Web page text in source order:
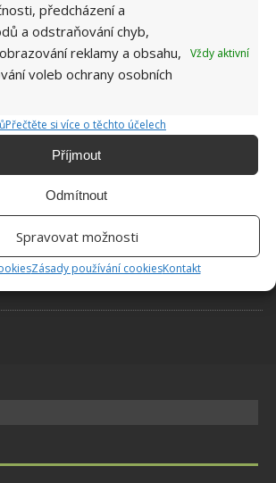
předcházení a
a odstraňování chyb,
reklamy a obsahu,
voleb ochrany osobních
Vždy aktivní
Přečtěte si více o těchto účelech
Příjmout
Odmítnout
Spravovat možnosti
Zásady používání cookiesKontakt
rostliny odpuzují klíšťata. Ujistěte se, že je
na zahrádce
rostliny pro začátečníky, které jsou
a něco vydrží
dešťové vody v domácnosti: Tři
jak její měkkost promění váš úklid